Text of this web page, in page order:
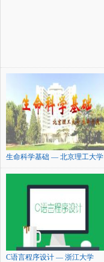
生命科学基础 — 北京理工大学
C语言程序设计 — 浙江大学